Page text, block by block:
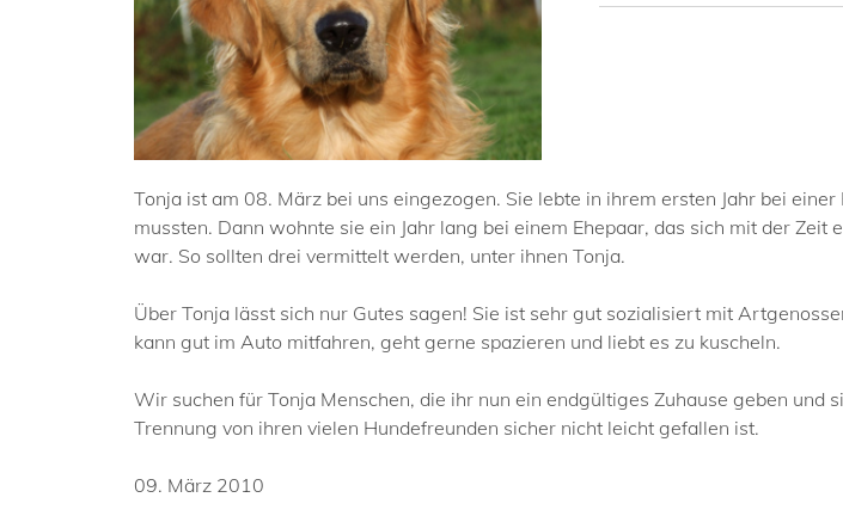
Tonja ist am 08. März bei uns eingezogen. Sie lebte in ihrem ersten Jahr bei
mussten. Dann wohnte sie ein Jahr lang bei einem Ehepaar, das sich mit der
war. So sollten drei vermittelt werden, unter ihnen Tonja.
Über Tonja lässt sich nur Gutes sagen! Sie ist sehr gut sozialisiert mit
kann gut im Auto mitfahren, geht gerne spazieren und liebt es zu kuscheln.
Wir suchen für Tonja Menschen, die ihr nun ein endgültiges Zuhause geben und
Trennung von ihren vielen Hundefreunden sicher nicht leicht gefallen ist.
09. März 2010